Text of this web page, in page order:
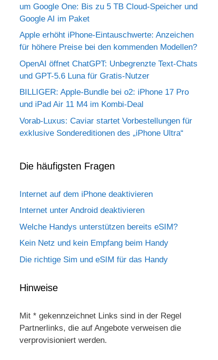
um Google One: Bis zu 5 TB Cloud-Speicher und
Google AI im Paket
Apple erhöht iPhone-Eintauschwerte: Anzeichen
für höhere Preise bei den kommenden Modellen?
OpenAI öffnet ChatGPT: Unbegrenzte Text-Chats
und GPT-5.6 Luna für Gratis-Nutzer
BILLIGER: Apple-Bundle bei o2: iPhone 17 Pro
und iPad Air 11 M4 im Kombi-Deal
Vorab-Luxus: Caviar startet Vorbestellungen für
exklusive Sondereditionen des „iPhone Ultra“
Die häufigsten Fragen
Internet auf dem iPhone deaktivieren
Internet unter Android deaktivieren
Welche Handys unterstützen bereits eSIM?
Kein Netz und kein Empfang beim Handy
Die richtige Sim und eSIM für das Handy
Hinweise
Mit * gekennzeichnet Links sind in der Regel
Partnerlinks, die auf Angebote verweisen die
verprovisioniert werden.